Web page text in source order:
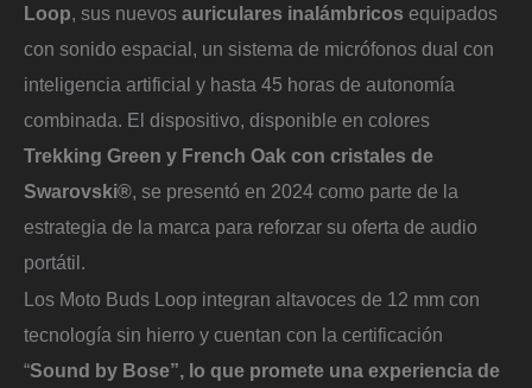
Loop, sus nuevos auriculares inalámbricos equipados
con sonido espacial, un sistema de micrófonos dual con
inteligencia artificial y hasta 45 horas de autonomía
combinada. El dispositivo, disponible en colores
Trekking Green y French Oak con cristales de
Swarovski®, se presentó en 2024 como parte de la
estrategia de la marca para reforzar su oferta de audio
portátil.
Los Moto Buds Loop integran altavoces de 12 mm con
tecnología sin hierro y cuentan con la certificación
“Sound by Bose”, lo que promete una experiencia de